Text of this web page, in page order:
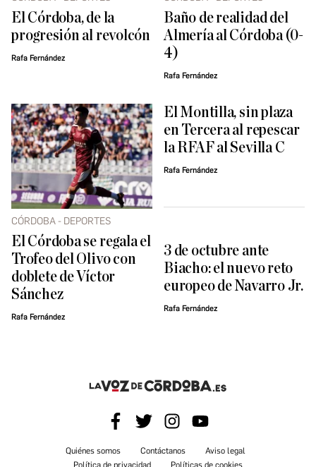
El Córdoba, de la
progresión al revolcón
Rafa Fernández
Baño de realidad del
Almería al Córdoba (0-
4)
Rafa Fernández
CÓRDOBA - DEPORTES
El Córdoba se regala el
Trofeo del Olivo con
doblete de Víctor
Sánchez
Rafa Fernández
El Montilla, sin plaza
en Tercera al repescar
la RFAF al Sevilla C
Rafa Fernández
3 de octubre ante
Biacho: el nuevo reto
europeo de Navarro Jr.
Rafa Fernández
Quiénes somos Contáctanos
Aviso legal
Política de privacidad
Políticas de cookies